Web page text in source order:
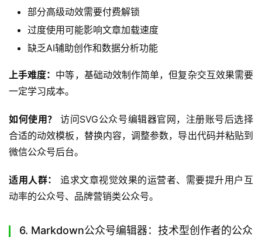
部分高级动效需要付费解锁
过度使用可能影响文章加载速度
缺乏AI辅助创作和数据分析功能
上手难度： 中等，基础动效制作简单，但复杂交互效果需要
一定学习成本。
如何使用？
访问SVG公众号编辑器官网，注册账号后选择
合适的动效模板，替换内容，调整参数，导出代码并粘贴到
微信公众号后台。
适用人群：
追求文章视觉效果的运营者、需要提升用户互
动率的公众号、品牌营销类公众号。
6. Markdown公众号编辑器：技术型创作者的公众